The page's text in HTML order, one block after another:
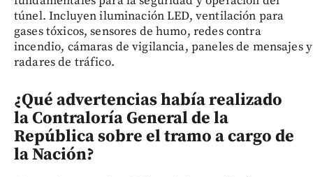
túnel. Incluyen iluminación LED, ventilación para
gases tóxicos, sensores de humo, redes contra
incendio, cámaras de vigilancia, paneles de mensajes y
radares de tráfico.
¿Qué advertencias había realizado
la Contraloría General de la
República sobre el tramo a cargo de
la Nación?